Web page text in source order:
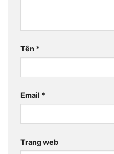
Tên *
Email *
Trang web